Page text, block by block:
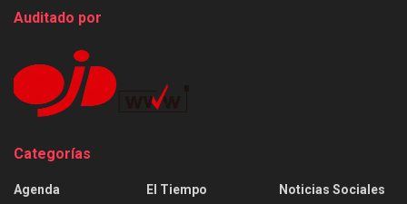
Auditado por
Categorías
Agenda
El Tiempo
Noticias Sociales